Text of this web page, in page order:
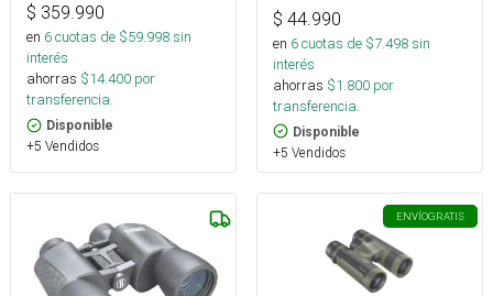
$ 359.990
en 6cuotas de $59.998sin
interés
ahorras $14.400 por
transferencia.
Disponible
+5 Vendidos
$ 44.990
en 6cuotas de $7.498sin
interés
ahorras $1.800 por
transferencia.
Disponible
+5 Vendidos
ENVÍOGRATIS